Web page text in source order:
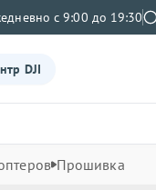
с 9:00 до 19:30
DJI
Прошивка